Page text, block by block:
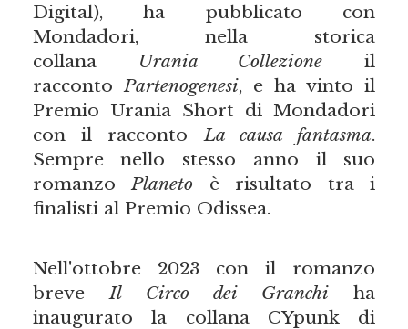
Digital), ha pubblicato con
Mondadori, nella storica
collana
Urania Collezione il
raccontoPartenogenesi, e ha vinto il
Premio Urania Short di Mondadori
con il raccontoLa causa fantasma.
Sempre nello stesso anno il suo
romanzoPlaneto è risultato tra i
finalisti al Premio Odissea.
Nell'ottobre 2023 con il romanzo
breveIl Circo dei Granchiha
inaugurato la collana CYpunk di